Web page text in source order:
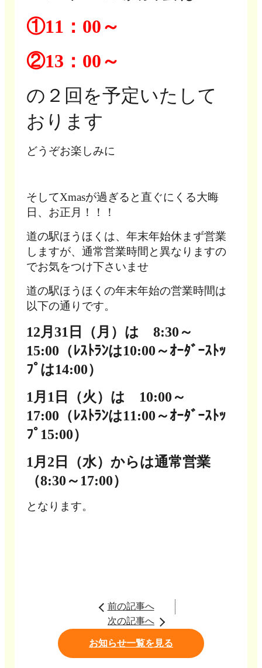
①11：00～
②13：00～
の２回を予定いたして
おります
どうぞお楽しみに
そしてXmasが過ぎると直ぐにくる大晦
日、お正月！！！
道の駅ほうほくは、年末年始休まず営業
しますが、通常営業時間と異なりますの
でお気をつけ下さいませ
道の駅ほうほくの年末年始の営業時間は
以下の通りです。
12月31日（月）は 8:30～
15:00 （ﾚｽﾄﾗﾝは10:00～ｵｰﾀﾞｰｽﾄｯ
ﾌﾟは14:00）
1月1日（火）は 10:00～
17:00（ﾚｽﾄﾗﾝは11:00～ｵｰﾀﾞｰｽﾄｯ
ﾌﾟ15:00）
1月2日（水）からは通常営業
（8:30～17:00）
となります。
前の記事へ
次の記事へ
お知らせ一覧を見る